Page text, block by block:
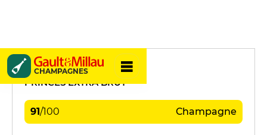
CHAMPAGNES
de Venoge
PRINCES EXTRA BRUT
91/100 Champagne